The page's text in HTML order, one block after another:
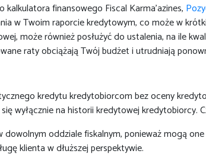
kalkulatora finansowego Fiscal Karma'azines,
w Twoim raporcie kredytowym, co może w
może również posłużyć do ustalenia, na ile
raty obciążają Twój budżet i utrudniają
kredytu kredytobiorcom bez oceny
wyłącznie na historii kredytowej kredytobiorcy.
oddziale fiskalnym, ponieważ mogą
klienta w dłuższej perspektywie.